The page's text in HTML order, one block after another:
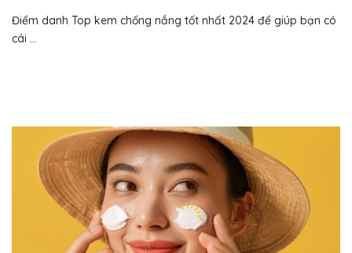
Điểm danh Top kem chống nắng tốt nhất 2024 để giúp bạn có
cái ...